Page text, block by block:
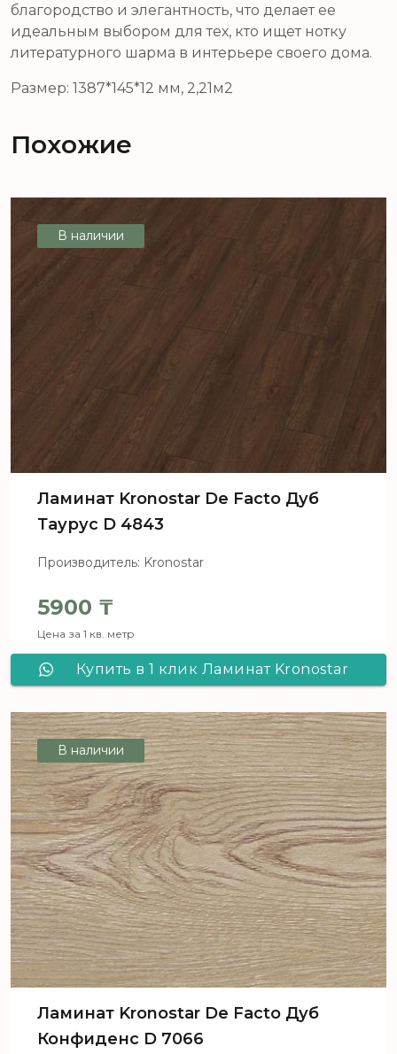
благородство и элегантность, что делает ее
идеальным выбором для тех, кто ищет нотку
литературного шарма в интерьере своего дома.
Размер: 1387*145*12 мм, 2,21м2
Похожие
В наличии
Ламинат Kronostar De Facto Дуб
Таурус D 4843
Производитель: Kronostar
5900 ₸
Цена за 1 кв. метр
Купить в 1 клик Ламинат Kronostar
В наличии
Ламинат Kronostar De Facto Дуб
Конфиденс D 7066